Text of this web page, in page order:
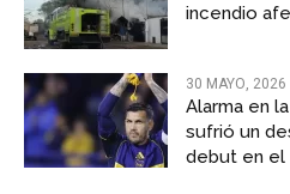
incendio
30 MAYO, 2026
Alarma en
sufrió un
debut en el